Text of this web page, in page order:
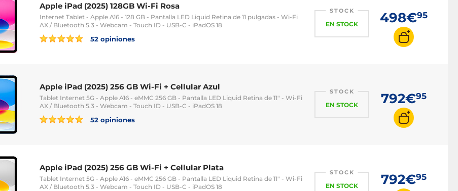
Apple iPad (2025) 128GB Wi-Fi Rosa
Internet Tablet - Apple A16 - 128 GB - Pantalla LED Liquid Retina de 11 pulgadas - Wi-Fi
AX / Bluetooth 5.3 - Webcam - Touch ID - USB-C - iPadOS 18
52 opiniones
STOCK
EN STOCK 498€95
Apple iPad (2025) 256 GB Wi-Fi + Cellular Azul
Tablet Internet 5G - Apple A16 - eMMC 256 GB - Pantalla LED Liquid Retina de 11" - Wi-Fi
AX / Bluetooth 5.3 - Webcam - Touch ID - USB-C - iPadOS 18
52 opiniones
STOCK
EN STOCK 792€95
Apple iPad (2025) 256 GB Wi-Fi + Cellular Plata
Tablet Internet 5G - Apple A16 - eMMC 256 GB - Pantalla LED Liquid Retina de 11" - Wi-Fi
AX / Bluetooth 5.3 - Webcam - Touch ID - USB-C - iPadOS 18
STOCK
EN STOCK 792€95